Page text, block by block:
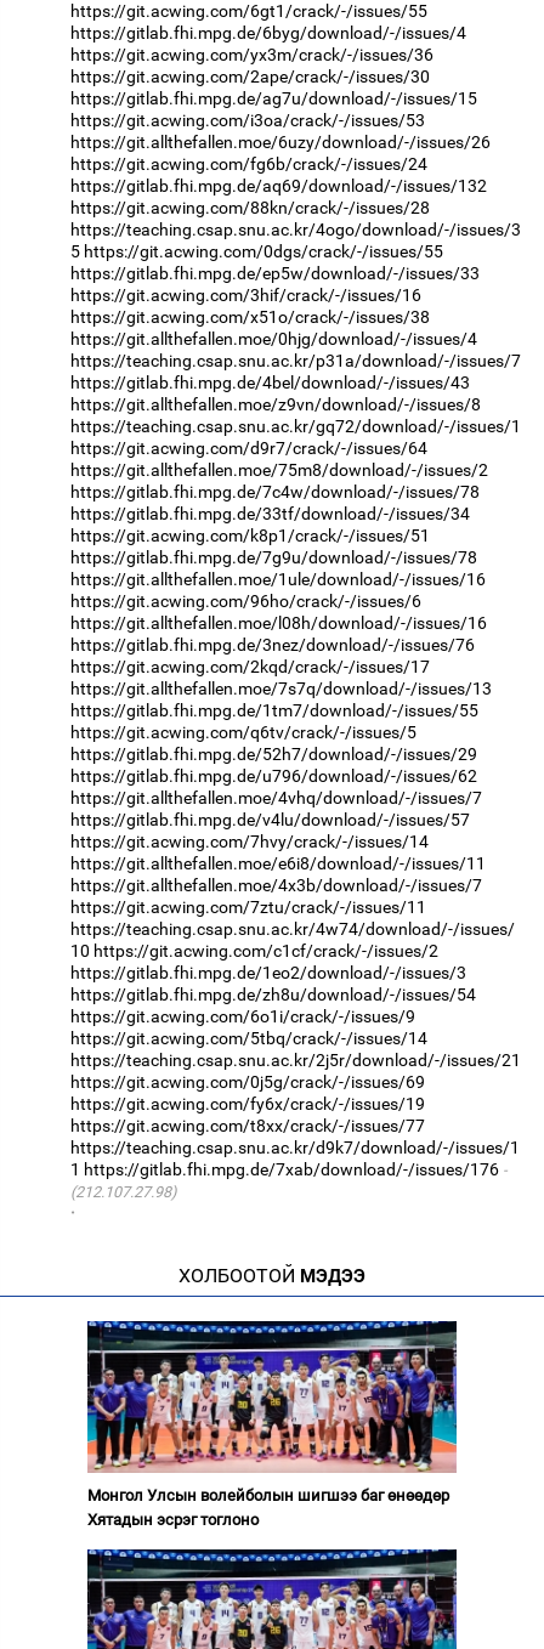
https://git.acwing.com/6gt1/crack/-/issues/55
https://gitlab.fhi.mpg.de/6byg/download/-/issues/4
https://git.acwing.com/yx3m/crack/-/issues/36
https://git.acwing.com/2ape/crack/-/issues/30
https://gitlab.fhi.mpg.de/ag7u/download/-/issues/15
https://git.acwing.com/i3oa/crack/-/issues/53
https://git.allthefallen.moe/6uzy/download/-/issues/26
https://git.acwing.com/fg6b/crack/-/issues/24
https://gitlab.fhi.mpg.de/aq69/download/-/issues/132
https://git.acwing.com/88kn/crack/-/issues/28
https://teaching.csap.snu.ac.kr/4ogo/download/-/issues/3
5 https://git.acwing.com/0dgs/crack/-/issues/55
https://gitlab.fhi.mpg.de/ep5w/download/-/issues/33
https://git.acwing.com/3hif/crack/-/issues/16
https://git.acwing.com/x51o/crack/-/issues/38
https://git.allthefallen.moe/0hjg/download/-/issues/4
https://teaching.csap.snu.ac.kr/p31a/download/-/issues/7
https://gitlab.fhi.mpg.de/4bel/download/-/issues/43
https://git.allthefallen.moe/z9vn/download/-/issues/8
https://teaching.csap.snu.ac.kr/gq72/download/-/issues/1
https://git.acwing.com/d9r7/crack/-/issues/64
https://git.allthefallen.moe/75m8/download/-/issues/2
https://gitlab.fhi.mpg.de/7c4w/download/-/issues/78
https://gitlab.fhi.mpg.de/33tf/download/-/issues/34
https://git.acwing.com/k8p1/crack/-/issues/51
https://gitlab.fhi.mpg.de/7g9u/download/-/issues/78
https://git.allthefallen.moe/1ule/download/-/issues/16
https://git.acwing.com/96ho/crack/-/issues/6
https://git.allthefallen.moe/l08h/download/-/issues/16
https://gitlab.fhi.mpg.de/3nez/download/-/issues/76
https://git.acwing.com/2kqd/crack/-/issues/17
https://git.allthefallen.moe/7s7q/download/-/issues/13
https://gitlab.fhi.mpg.de/1tm7/download/-/issues/55
https://git.acwing.com/q6tv/crack/-/issues/5
https://gitlab.fhi.mpg.de/52h7/download/-/issues/29
https://gitlab.fhi.mpg.de/u796/download/-/issues/62
https://git.allthefallen.moe/4vhq/download/-/issues/7
https://gitlab.fhi.mpg.de/v4lu/download/-/issues/57
https://git.acwing.com/7hvy/crack/-/issues/14
https://git.allthefallen.moe/e6i8/download/-/issues/11
https://git.allthefallen.moe/4x3b/download/-/issues/7
https://git.acwing.com/7ztu/crack/-/issues/11
https://teaching.csap.snu.ac.kr/4w74/download/-/issues/
10 https://git.acwing.com/c1cf/crack/-/issues/2
https://gitlab.fhi.mpg.de/1eo2/download/-/issues/3
https://gitlab.fhi.mpg.de/zh8u/download/-/issues/54
https://git.acwing.com/6o1i/crack/-/issues/9
https://git.acwing.com/5tbq/crack/-/issues/14
https://teaching.csap.snu.ac.kr/2j5r/download/-/issues/21
https://git.acwing.com/0j5g/crack/-/issues/69
https://git.acwing.com/fy6x/crack/-/issues/19
https://git.acwing.com/t8xx/crack/-/issues/77
https://teaching.csap.snu.ac.kr/d9k7/download/-/issues/1
1 https://gitlab.fhi.mpg.de/7xab/download/-/issues/176
(212.107.27.98)
·
ХОЛБООТОЙ МЭДЭЭ
Монгол Улсын волейболын шигшээ баг өнөөдөр
Хятадын эсрэг тоглоно